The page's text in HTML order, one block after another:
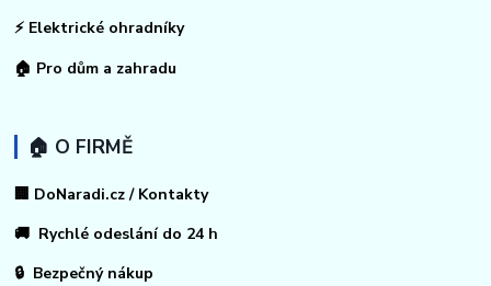
⚡ Elektrické ohradníky
🏠 Pro dům a zahradu
🏠 O FIRMĚ
🏢 DoNaradi.cz / Kontakty
🚚 Rychlé odeslání do 24 h
🔒 Bezpečný nákup